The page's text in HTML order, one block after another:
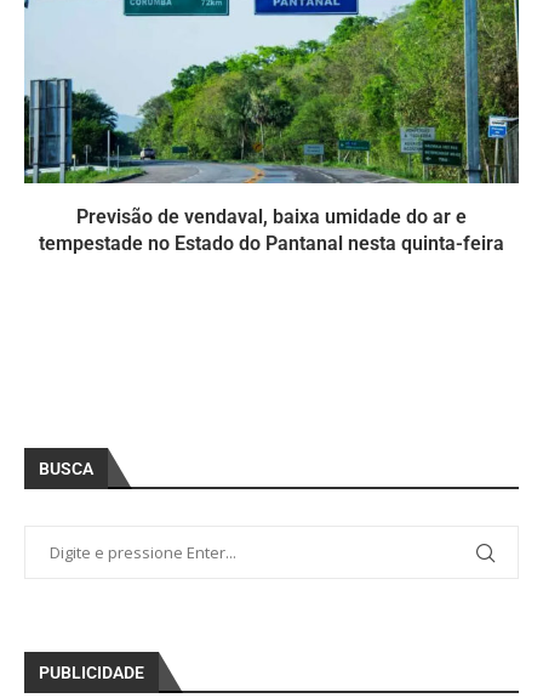
Previsão de vendaval, baixa umidade do ar e
tempestade no Estado do Pantanal nesta quinta-feira
BUSCA
PUBLICIDADE